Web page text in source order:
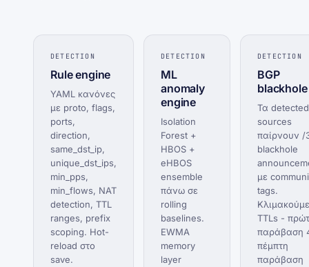
DETECTION
Rule engine
YAML κανόνες
με proto, flags,
ports,
direction,
same_dst_ip,
unique_dst_ips,
min_pps,
min_flows, NAT
detection, TTL
ranges, prefix
scoping. Hot-
reload στο
save.
DETECTION
ML
anomaly
engine
Isolation
Forest +
HBOS +
eHBOS
ensemble
πάνω σε
rolling
baselines.
EWMA
memory
layer
DETECTION
BGP
blackhole
Τα detected
sources
παίρνουν /
blackhole
με
tags.
TTLs -
παράβαση
πέμπτη
παράβαση